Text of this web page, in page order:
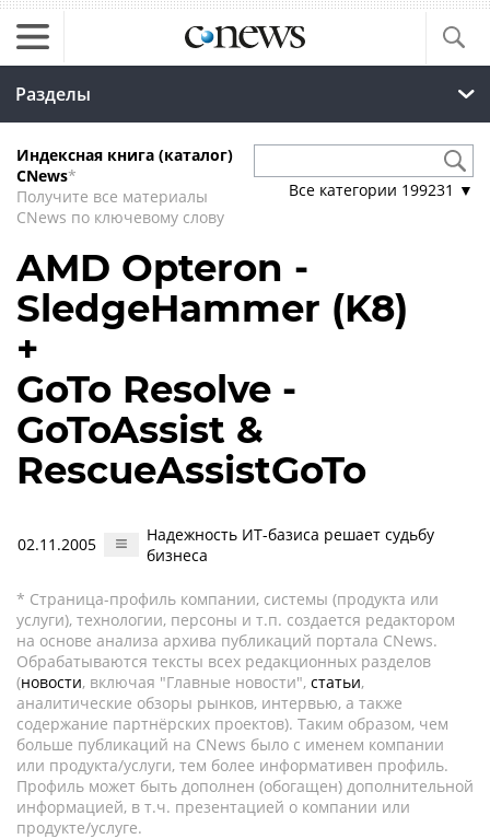
Разделы
Индексная книга (каталог)
CNews*
Получите все материалы
CNews по ключевому слову
Все категории 199231 ▼
AMD Opteron -
SledgeHammer (K8)
+
GoTo Resolve -
GoToAssist &
RescueAssistGoTo
02.11.2005
Надежность ИТ-базиса решает судьбу
бизнеса
* Страница-профиль компании, системы (продукта или
услуги), технологии, персоны и т.п. создается редактором
на основе анализа архива публикаций портала CNews.
Обрабатываются тексты всех редакционных разделов
(новости, включая "Главные новости", статьи,
аналитические обзоры рынков, интервью, а также
содержание партнёрских проектов). Таким образом, чем
больше публикаций на CNews было с именем компании
или продукта/услуги, тем более информативен профиль.
Профиль может быть дополнен (обогащен) дополнительной
информацией, в т.ч. презентацией о компании или
продукте/услуге.